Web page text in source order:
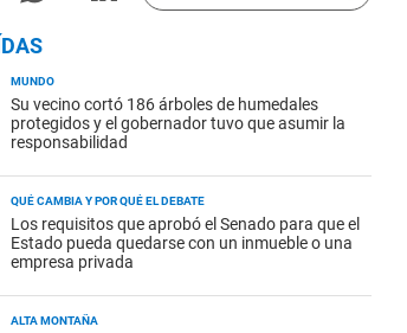
MUNDO
Su vecino cortó 186 árboles de humedales
protegidos y el gobernador tuvo que asumir la
responsabilidad
QUÉ CAMBIA Y POR QUÉ EL DEBATE
Los requisitos que aprobó el Senado para que el
Estado pueda quedarse con un inmueble o una
empresa privada
ALTA MONTAÑA